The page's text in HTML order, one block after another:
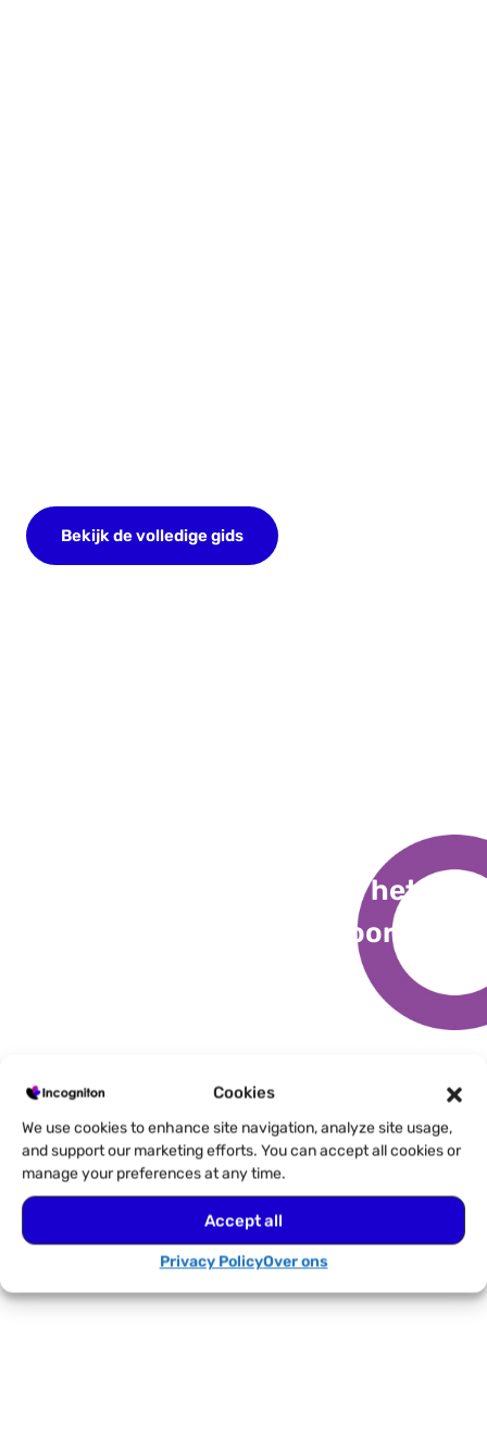
Cookies
We use cookies to enhance site navigation, analyze site usage,
and support our marketing efforts. You can accept all cookies or
manage your preferences at any time.
Accept all
Privacy PolicyOver ons
Bekijk de volledige gids
Belangrijke voordelen van het
gebruik van incogniton voor